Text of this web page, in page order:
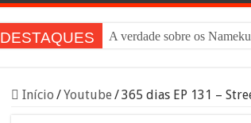
DESTAQUES A verdade sobre os
Início /Youtube /365 dias EP 131 –